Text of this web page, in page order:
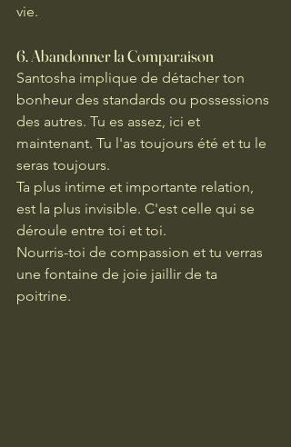
vie.
6. Abandonner la Comparaison
Santosha implique de détacher ton
bonheur des standards ou possessions
des autres. Tu es assez, ici et
maintenant. Tu l'as toujours été et tu le
seras toujours.
Ta plus intime et importante relation,
est la plus invisible. C'est celle qui se
déroule entre toi et toi.
Nourris-toi de compassion et tu verras
une fontaine de joie jaillir de ta
poitrine.